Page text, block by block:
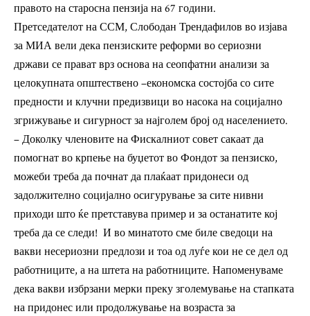
правото на старосна пензија на 67 години.
Претседателот на ССМ, Слободан Трендафилов во изјава
за МИА вели дека пензиските реформи во сериозни
држави се прават врз основа на сеопфатни анализи за
целокупната општествено –економска состојба со сите
предности и клучни предизвици во насока на социјално
згрижување и сигурност за најголем број од населението.
– Доколку членовите на Фискалниот совет сакаат да
помогнат во крпење на буџетот во Фондот за пензиско,
можеби треба да почнат да плаќаат придонеси од
задолжително социјално осигурување за сите нивни
приходи што ќе претставува пример и за останатите кој
треба да се следи! И во минатото сме биле сведоци на
вакви несериозни предлози и тоа од луѓе кои не се дел од
работниците, а на штета на работниците. Напоменуваме
дека вакви избрзани мерки преку зголемување на стапката
на придонес или продолжување на возраста за